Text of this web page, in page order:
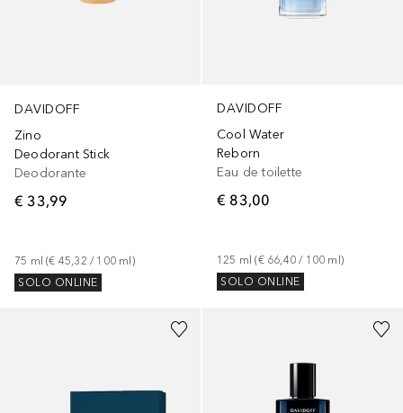
DAVIDOFF
Zino
Deodorant Stick
Deodorante
€ 33,99
75 ml (€ 45,32 / 100 ml )
SOLO ONLINE
DAVIDOFF
Cool Water
Reborn
Eau de toilette
€ 83,00
125 ml (€ 66,40 / 100 ml )
SOLO ONLINE